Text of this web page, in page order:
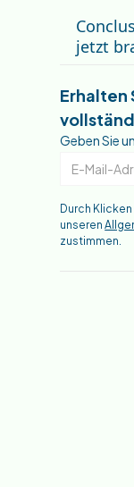
jetzt
Erhalten
Durch
unseren
zustimmen.